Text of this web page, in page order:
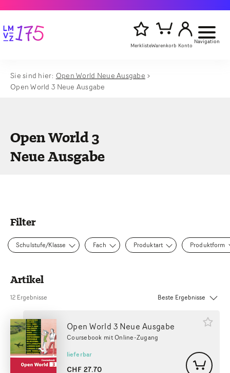
MerklisteWarenkorb Konto
Navigation
Sie sind hier: Open World Neue Ausgabe
Open World 3 Neue Ausgabe
Open World 3
Neue Ausgabe
Filter
Schulstufe/Klasse Fach Produktart Produktform
Artikel
12 Ergebnisse
Open World 3 Neue Ausgabe
Coursebook mit Online-Zugang
lieferbar
CHF27.70
Titel,